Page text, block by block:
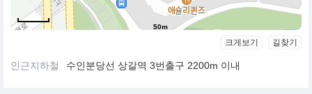
50m
크게보기 길찾기
인근지하철 수인분당선 상갈역 3번출구 2200m 이내